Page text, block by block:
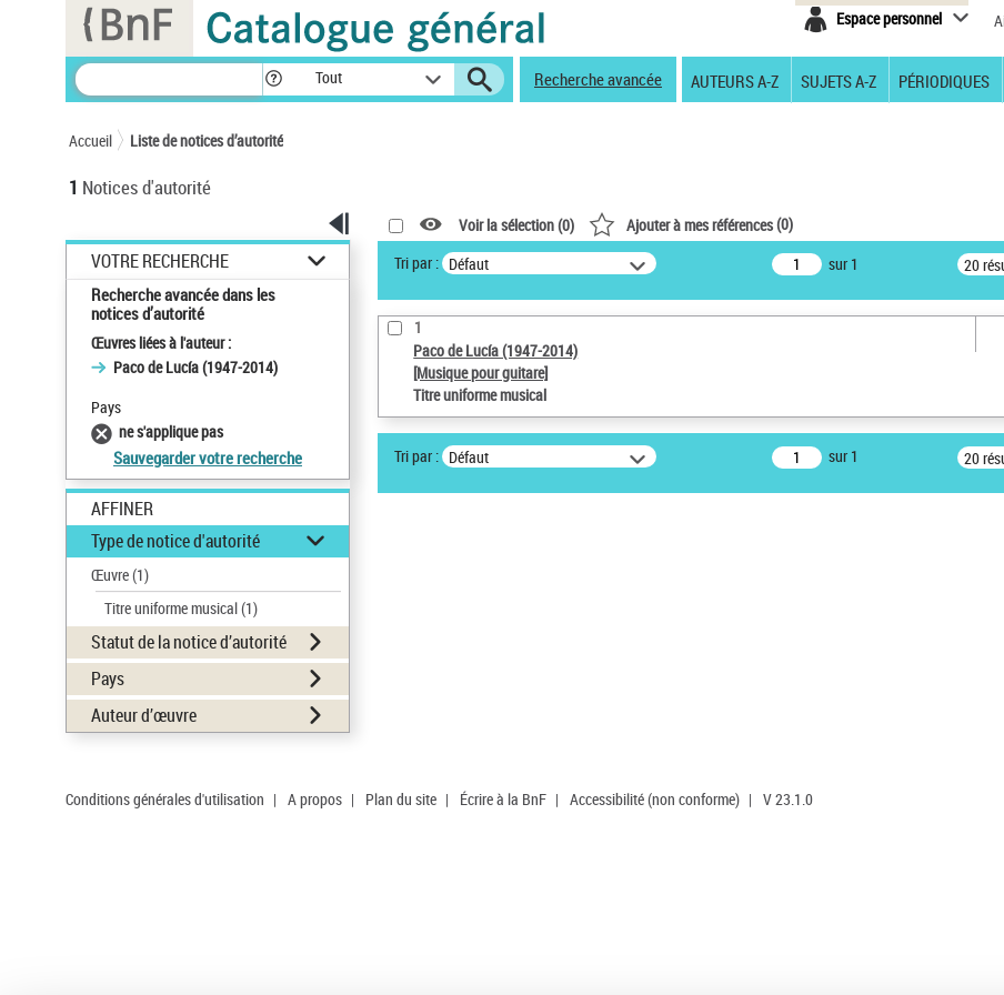
Espace personnel
Tout Recherche avancée AUTEURS A-Z SUJETS A-Z PÉRIODIQUES
Accueil Liste de notices d’autorité
1 Notices d'autorité
VOTRE RECHERCHE
Recherche avancée dans les
notices d’autorité
Œuvres liées à l'auteur :
Paco de Lucía (1947-2014)
Pays
ne s'applique pas
Sauvegarder votre recherche
AFFINER
Type de notice d'autorité
Œuvre(1)
Titre uniforme musical(1)
Statut de la notice d’autorité
Pays
Auteur d’œuvre
Voir la sélection (0) Ajouter à mes références(0)
Tri par : Défaut sur 1 20
1
Paco de Lucía (1947-2014)
[Musique pour guitare]
Titre uniforme musical
Tri par : Défaut sur 1 20
Conditions générales d'utilisation | A propos | Plan du site | Écrire à la BnF | Accessibilité (non conforme) | V 23.1.0
Panneau de gestion des cookies